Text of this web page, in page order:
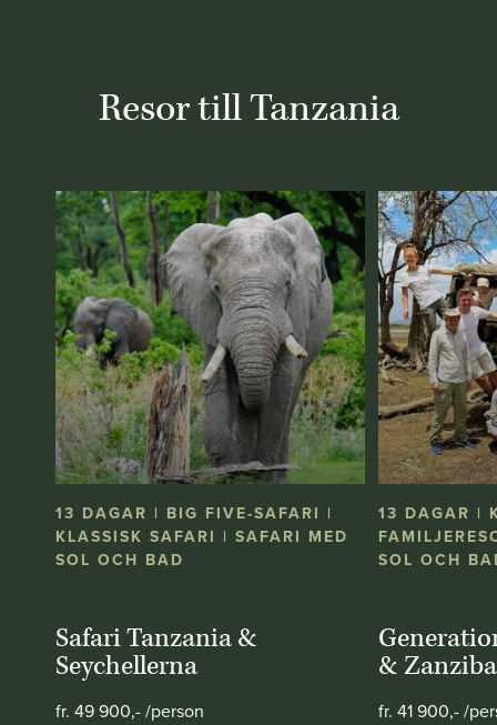
Resor till Tanzania
13 DAGAR | BIG FIVE-SAFARI |
KLASSISK SAFARI | SAFARI MED
SOL OCH BAD
Safari Tanzania &
Seychellerna
fr. 49 900,- /person
13 DAGAR |
SOL OCH
&
fr. 41 900,- /